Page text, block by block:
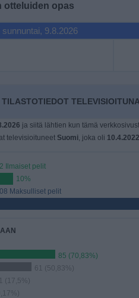
opas
9.8.2026
ja siitä lähtien kun tämä
televisioituneet Suomi, joka oli 10.4.2022
Ilmaiset pelit
10%
Maksulliset pelit
85 (70,83%)
61 (50,83%)
(17,5%)